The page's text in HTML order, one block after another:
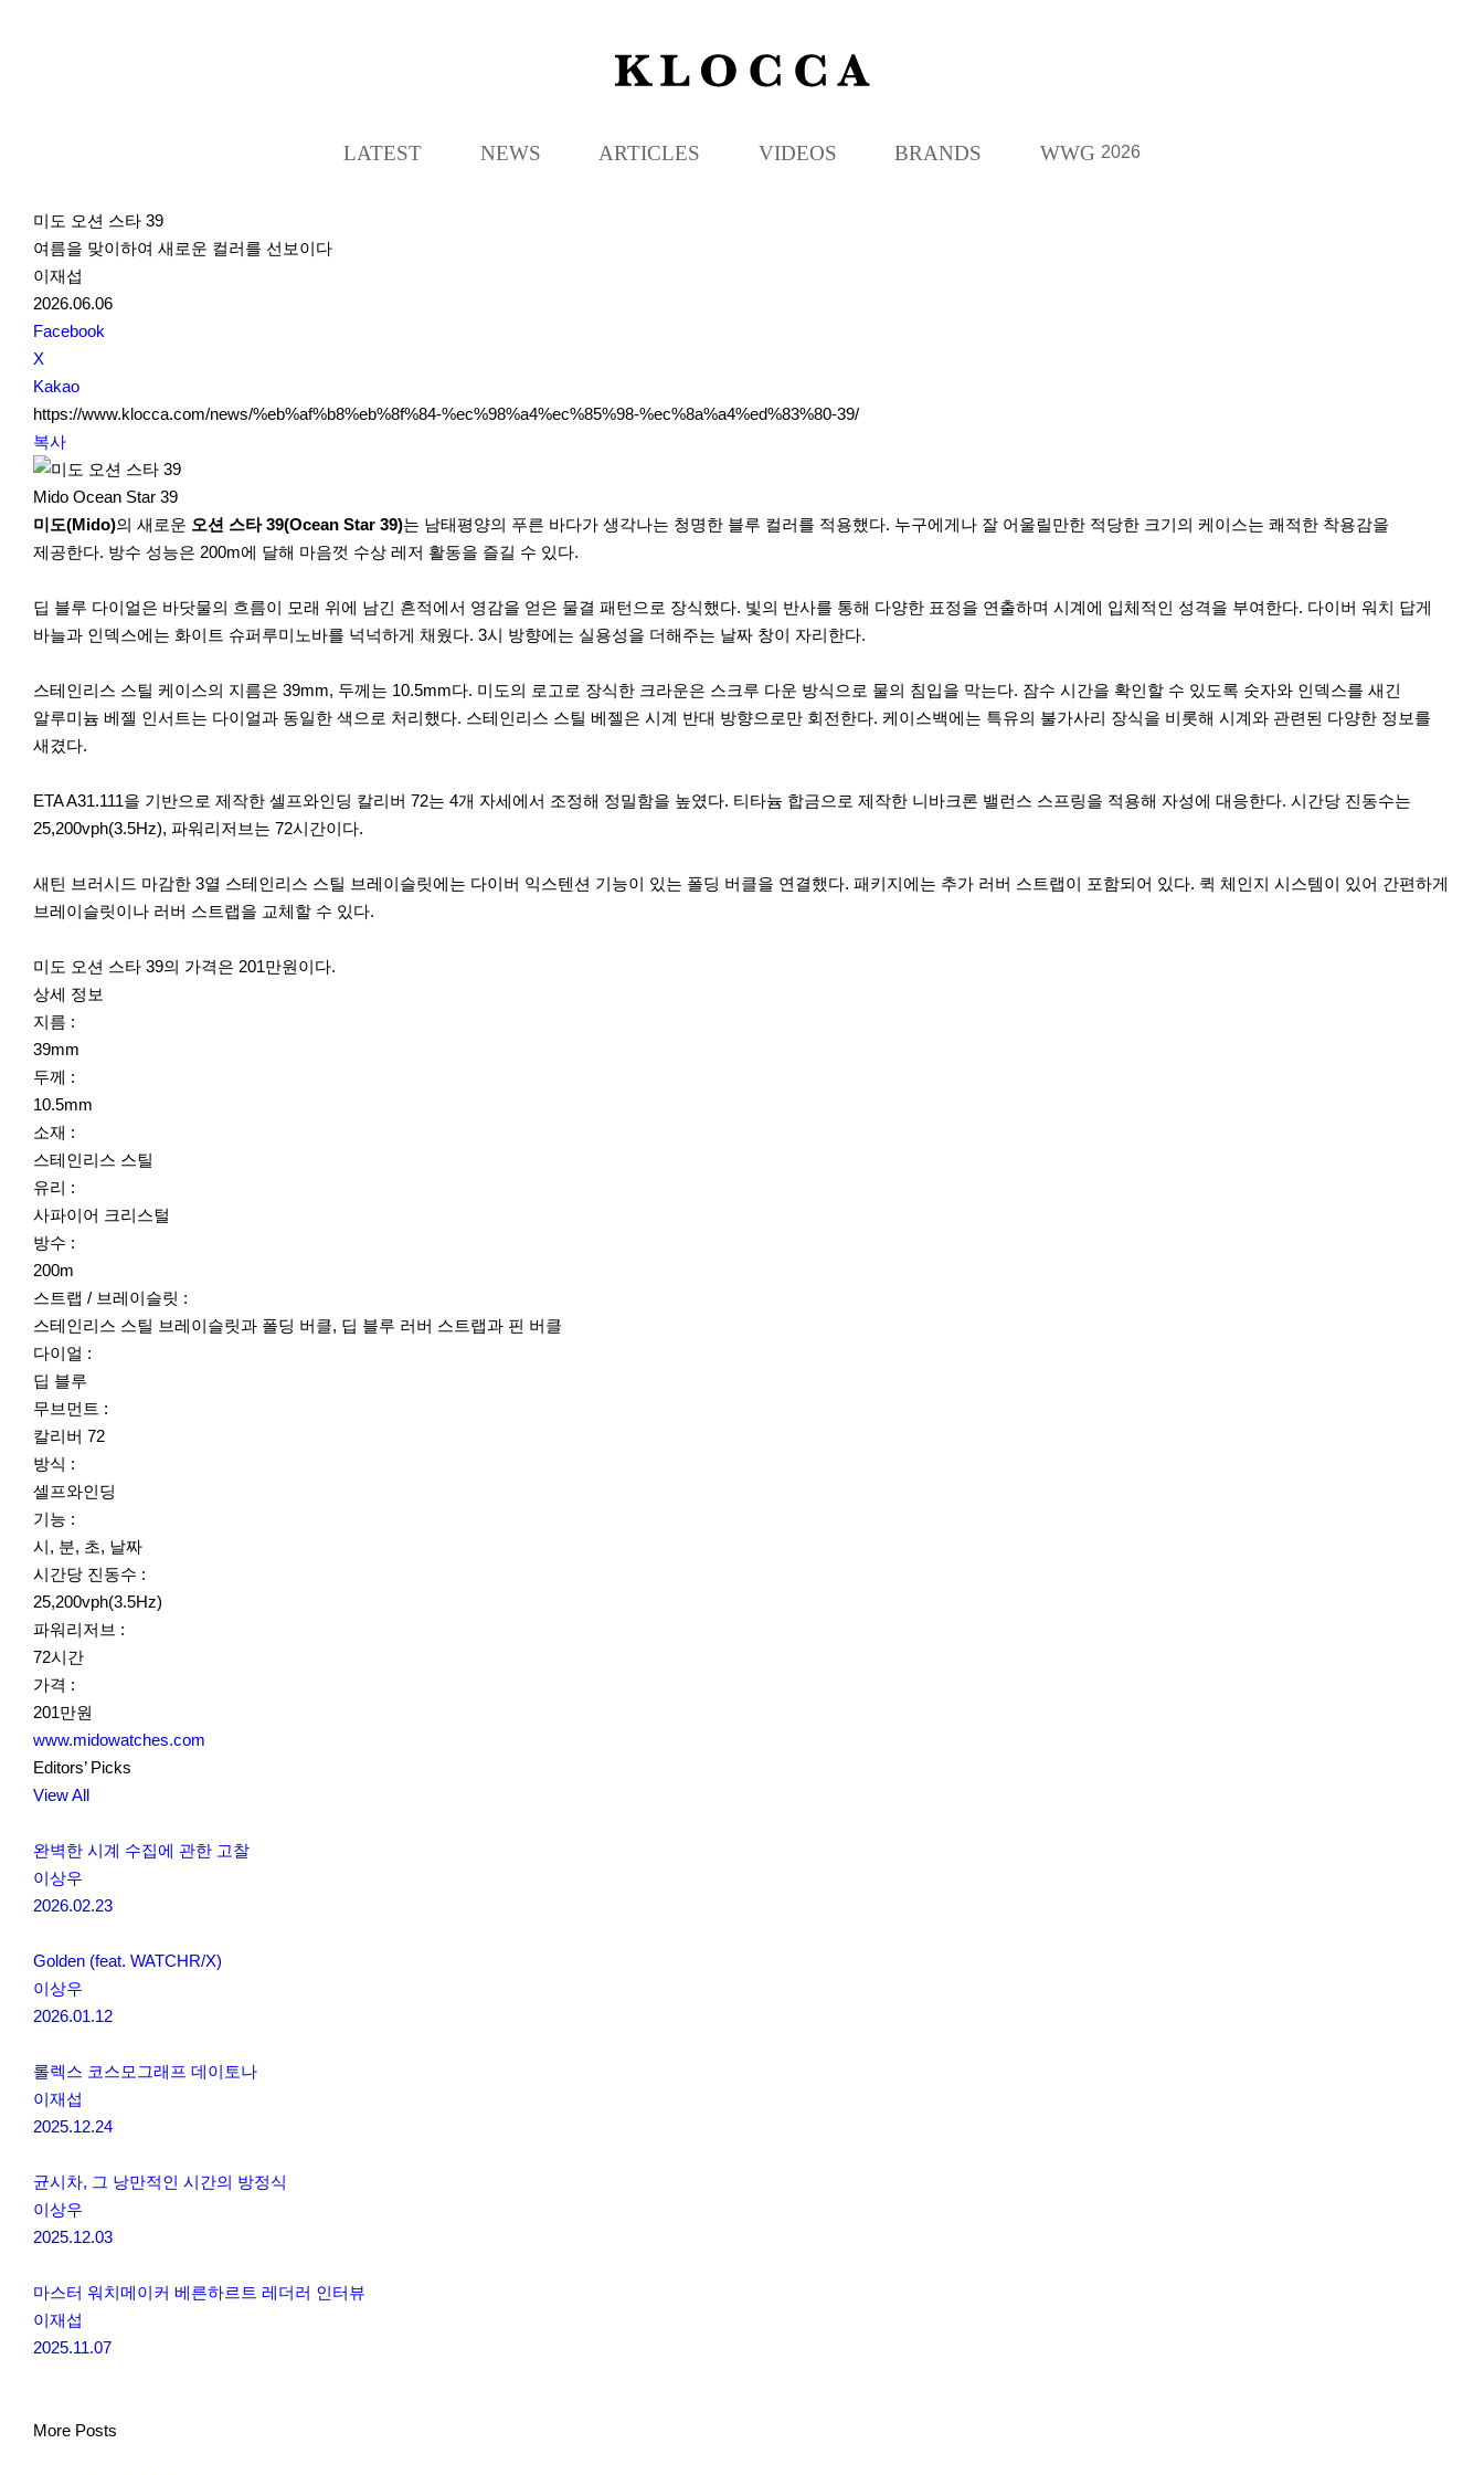
K
L
C
LATEST NEWS ARTICLES VIDEOS BRANDS WWG 2026
미도 오션 스타 39
여름을 맞이하여 새로운 컬러를 선보이다
이재섭
2026.06.06
S
N
S
S
h
a
r
e
Facebook
X
Kakao
https://www.klocca.com/news/%eb%af%b8%eb%8f%84-%ec%98%a4%ec%85%98-%ec%8a%a4%ed%83%80-39/
복사
Mido Ocean Star 39
미도(Mido)의 새로운 오션 스타 39(Ocean Star 39)는 남태평양의 푸른 바다가 생각나는 청명한 블루 컬러를 적용했다. 누구에게나 잘 어울릴만한 적당한 크기의 케이스는 쾌적한 착용감을
제공한다. 방수 성능은 200m에 달해 마음껏 수상 레저 활동을 즐길 수 있다.
딥 블루 다이얼은 바닷물의 흐름이 모래 위에 남긴 흔적에서 영감을 얻은 물결 패턴으로 장식했다. 빛의 반사를 통해 다양한 표정을 연출하며 시계에 입체적인 성격을 부여한다. 다이버 워치 답게
바늘과 인덱스에는 화이트 슈퍼루미노바를 넉넉하게 채웠다. 3시 방향에는 실용성을 더해주는 날짜 창이 자리한다.
스테인리스 스틸 케이스의 지름은 39mm, 두께는 10.5mm다. 미도의 로고로 장식한 크라운은 스크루 다운 방식으로 물의 침입을 막는다. 잠수 시간을 확인할 수 있도록 숫자와 인덱스를 새긴
알루미늄 베젤 인서트는 다이얼과 동일한 색으로 처리했다. 스테인리스 스틸 베젤은 시계 반대 방향으로만 회전한다. 케이스백에는 특유의 불가사리 장식을 비롯해 시계와 관련된 다양한 정보를
새겼다.
ETA A31.111을 기반으로 제작한 셀프와인딩 칼리버 72는 4개 자세에서 조정해 정밀함을 높였다. 티타늄 합금으로 제작한 니바크론 밸런스 스프링을 적용해 자성에 대응한다. 시간당 진동수는
25,200vph(3.5Hz), 파워리저브는 72시간이다.
새틴 브러시드 마감한 3열 스테인리스 스틸 브레이슬릿에는 다이버 익스텐션 기능이 있는 폴딩 버클을 연결했다. 패키지에는 추가 러버 스트랩이 포함되어 있다. 퀵 체인지 시스템이 있어 간편하게
브레이슬릿이나 러버 스트랩을 교체할 수 있다.
미도 오션 스타 39의 가격은 201만원이다.
상세 정보
지름 :
39mm
두께 :
10.5mm
소재 :
스테인리스 스틸
유리 :
사파이어 크리스털
방수 :
200m
스트랩 / 브레이슬릿 :
스테인리스 스틸 브레이슬릿과 폴딩 버클, 딥 블루 러버 스트랩과 핀 버클
다이얼 :
딥 블루
무브먼트 :
칼리버 72
방식 :
셀프와인딩
기능 :
시, 분, 초, 날짜
시간당 진동수 :
25,200vph(3.5Hz)
파워리저브 :
72시간
가격 :
201만원
www.midowatches.com
Editors’ Picks
View All
완벽한 시계 수집에 관한 고찰
이상우
2026.02.23
Golden (feat. WATCHR/X)
이상우
2026.01.12
롤렉스 코스모그래프 데이토나
이재섭
2025.12.24
균시차, 그 낭만적인 시간의 방정식
이상우
2025.12.03
마스터 워치메이커 베른하르트 레더러 인터뷰
이재섭
2025.11.07
More Posts